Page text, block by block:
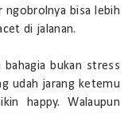
ngobrolnya bisa lebih
di jalanan.
bahagia bukan stress
udah jarang ketemu
happy. Walaupun